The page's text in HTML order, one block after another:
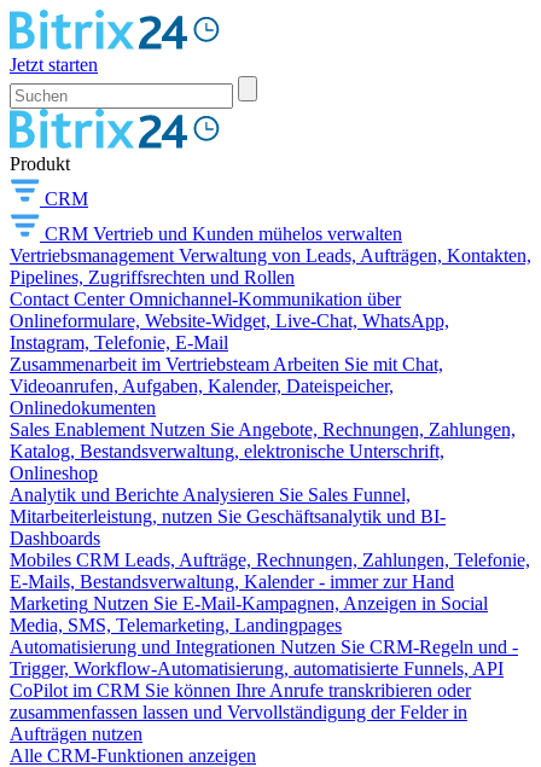
Jetzt starten
Produkt
CRM
CRM Vertrieb und Kunden mühelos verwalten
Vertriebsmanagement Verwaltung von Leads, Aufträgen, Kontakten,
Pipelines, Zugriffsrechten und Rollen
Contact Center Omnichannel-Kommunikation über
Onlineformulare, Website-Widget, Live-Chat, WhatsApp,
Instagram, Telefonie, E-Mail
Zusammenarbeit im Vertriebsteam Arbeiten Sie mit Chat,
Videoanrufen, Aufgaben, Kalender, Dateispeicher,
Onlinedokumenten
Sales Enablement Nutzen Sie Angebote, Rechnungen, Zahlungen,
Katalog, Bestandsverwaltung, elektronische Unterschrift,
Onlineshop
Analytik und Berichte Analysieren Sie Sales Funnel,
Mitarbeiterleistung, nutzen Sie Geschäftsanalytik und BI-
Dashboards
Mobiles CRM Leads, Aufträge, Rechnungen, Zahlungen, Telefonie,
E-Mails, Bestandsverwaltung, Kalender - immer zur Hand
Marketing Nutzen Sie E-Mail-Kampagnen, Anzeigen in Social
Media, SMS, Telemarketing, Landingpages
Automatisierung und Integrationen Nutzen Sie CRM-Regeln und -
Trigger, Workflow-Automatisierung, automatisierte Funnels, API
CoPilot im CRM Sie können Ihre Anrufe transkribieren oder
zusammenfassen lassen und Vervollständigung der Felder in
Aufträgen nutzen
Alle CRM-Funktionen anzeigen